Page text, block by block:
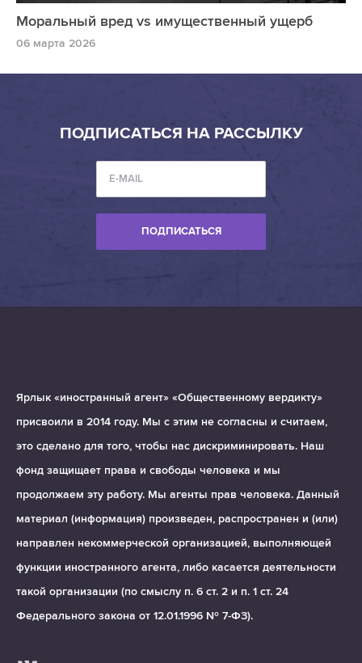
Моральный вред vs имущественный ущерб
06 марта 2026
ПОДПИСАТЬСЯ НА РАССЫЛКУ
ПОДПИСАТЬСЯ
Ярлык «иностранный агент» «Общественному вердикту»
присвоили в 2014 году. Мы с этим не согласны и считаем,
это сделано для того, чтобы нас дискриминировать. Наш
фонд защищает права и свободы человека и мы
продолжаем эту работу. Мы агенты прав человека. Данный
материал (информация) произведен, распространен и (или)
направлен некоммерческой организацией, выполняющей
функции иностранного агента, либо касается деятельности
такой организации (по смыслу п. 6 ст. 2 и п. 1 ст. 24
Федерального закона от 12.01.1996 № 7-ФЗ).